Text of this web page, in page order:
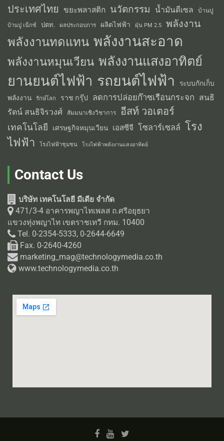
ประเทศไทย
ขยะพลาสติก นวัตกรรม น้ำมันดีเซล บ้านปู
บ้านปู เน็กซ์ ปตท. ผลประกอบการ ผลิตไฟฟ้า ฝุ่น PM 2.5 พลังงาน
พลังงานทดแทน พลังงานสะอาด
พลังงานหมุนเวียน พลังงานแสงอาทิตย์
ยานยนต์ไฟฟ้า รถยนต์ไฟฟ้า
ระบบกักเก็บ
พลังงาน
รักษ์โลก ราช กรุ๊ป ลดการปล่อยก๊าซเรือนกระจก สนธิ
รัตน์ สนธิจิรวงศ์
สัมมนาเชิงวิชาการ อีสท์ วอเตอร์
เทคโนโลยี เศรษฐกิจหมุนเวียน เอสซีจี โซลาร์เซลล์ โรง
ไฟฟ้า
โรงไฟฟ้าชุมชน โรงไฟฟ้าพลังงานแสงอาทิตย์
Contact Us
บริษัท เทคโนโลยี มีเดีย จำกัด
471/3-4 อาคารพญาไทเพลส ถ.ศรีอยุธยา
แขวงทุ่งพญาไท เขตราชเทวี กทม. 10400
Tel. 0-2354-5333, 0-2644-6649
Fax. 0-2640-4260
marketing_mag@technologymedia.co.th
www.technologymedia.co.th